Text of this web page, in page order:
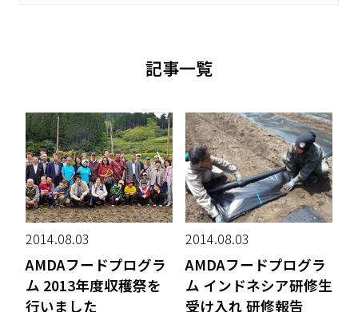
記事一覧
2014.08.03
AMDAフードプログラ
ム 2013年度収穫祭を
行いました
2014.08.03
AMDAフードプログラ
ム インドネシア研修生
受け入れ 研修報告